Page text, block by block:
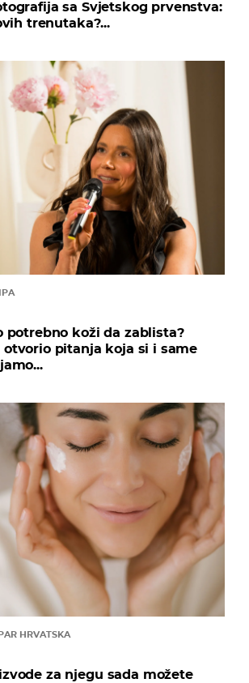
sa Svjetskog prvenstva:
trenutaka?...
potrebno koži da zablista?
otvorio pitanja koja si i same
HRVATSKA
za njegu sada možete